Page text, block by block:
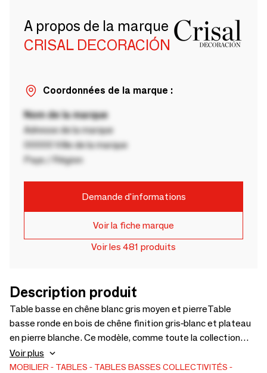
A propos de la marque
CRISAL DECORACIÓN
Coordonnées de la marque :
Nom de la marque
Adresse de la marque
00000 Ville de la marque
Pays / Région
Demande d'informations
Voir la fiche marque
Voir les 481 produits
Description produit
Table basse en chêne blanc gris moyen et pierreTable
basse ronde en bois de chêne finition gris-blanc et plateau
en pierre blanche. Ce modèle, comme toute la collection
ARIANA, possède 3 pieds qui peuvent être combinés avec
d'autres mesures pour former un ensemble. La couleur
Voir plus
MOBILIER TABLES TABLES BASSES COLLECTIVITÉS